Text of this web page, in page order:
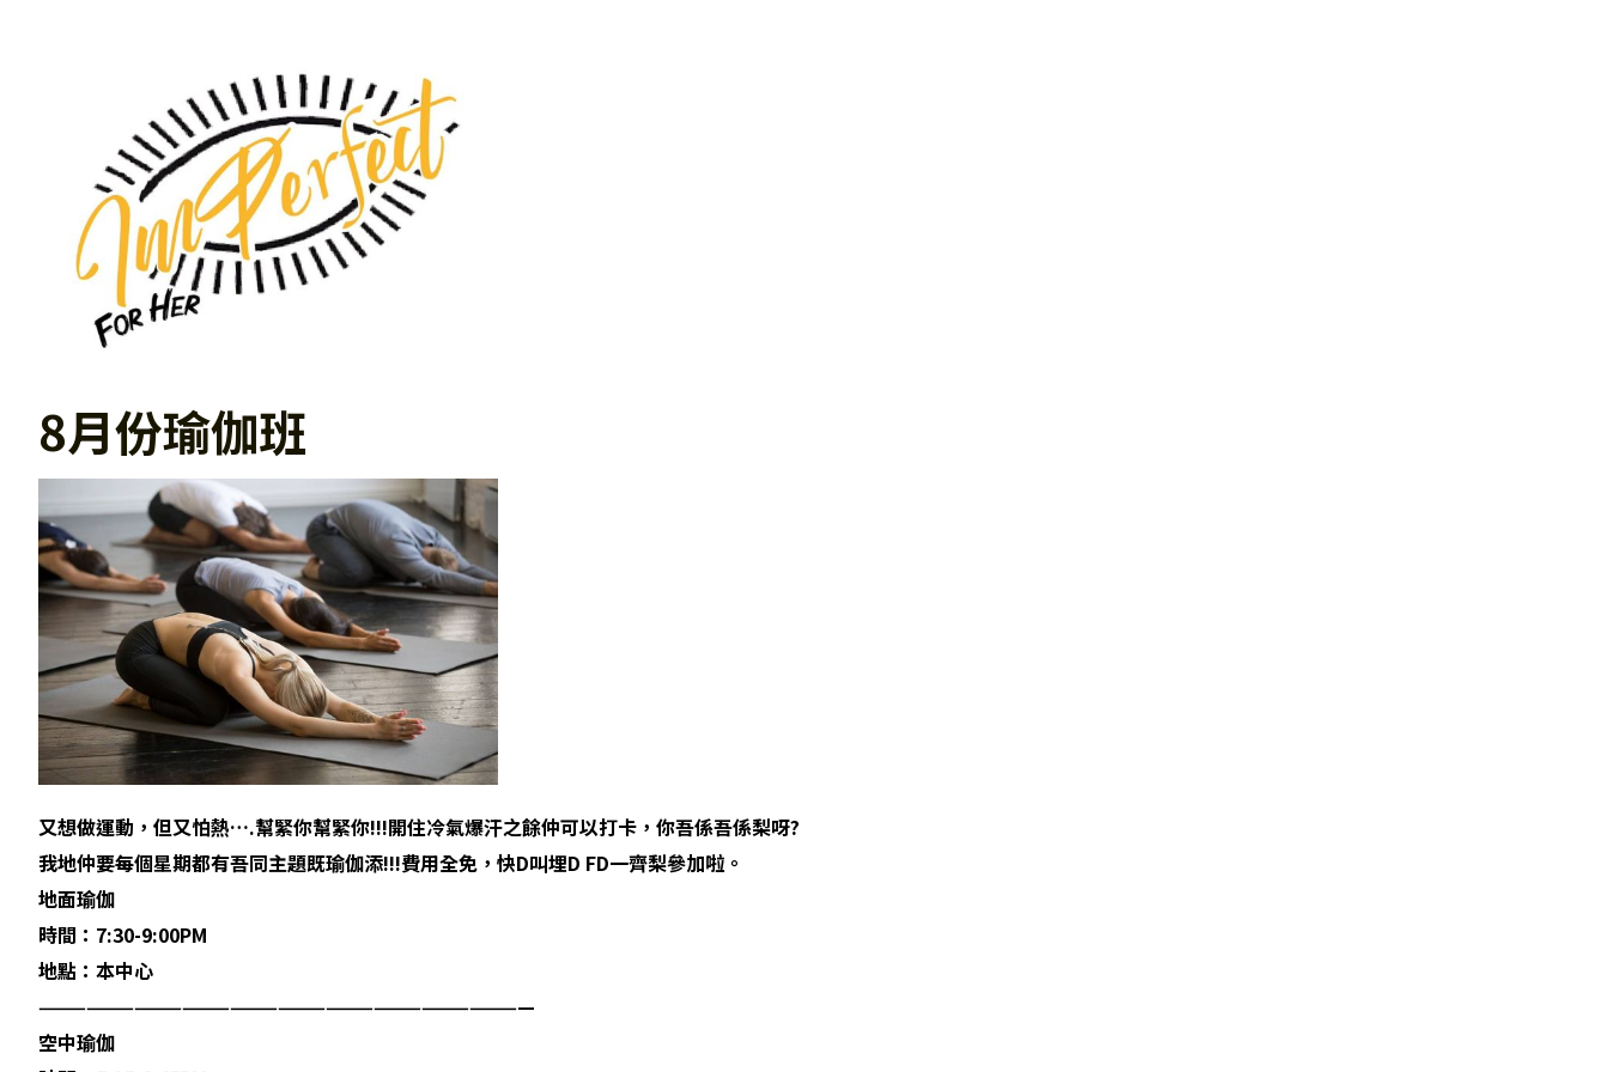
8月份瑜伽班
又想做運動，但又怕熱….幫緊你幫緊你!!!開住冷氣爆汗之餘仲可以打卡，你吾係吾係梨呀?
我地仲要每個星期都有吾同主題既瑜伽添!!!費用全免，快D叫埋D FD一齊梨參加啦。
地面瑜伽
時間：7:30-9:00PM
地點：本中心
———————————————————————————————
空中瑜伽